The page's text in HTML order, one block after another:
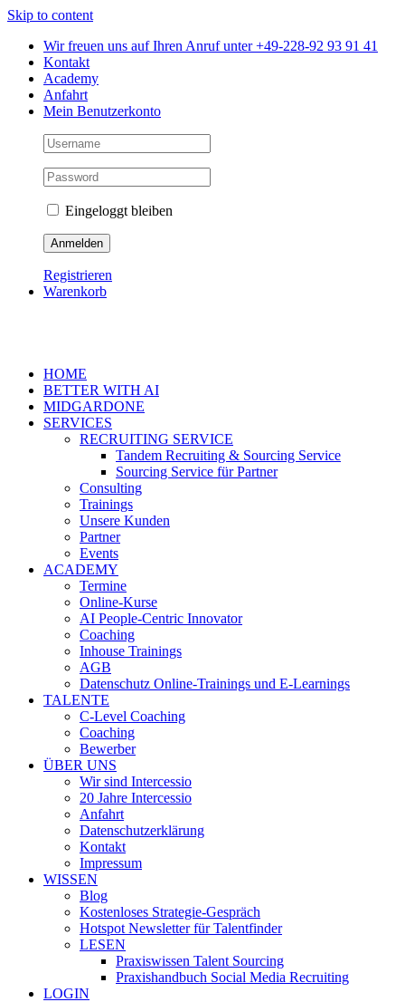
Skip to content
Wir freuen uns auf Ihren Anruf unter +49-228-92 93 91 41
Kontakt
Academy
Anfahrt
Mein Benutzerkonto
Eingeloggt bleiben
Registrieren
Warenkorb
HOME
BETTER WITH AI
MIDGARDONE
SERVICES
RECRUITING SERVICE
Tandem Recruiting & Sourcing Service
Sourcing Service für Partner
Consulting
Trainings
Unsere Kunden
Partner
Events
ACADEMY
Termine
Online-Kurse
AI People-Centric Innovator
Coaching
Inhouse Trainings
AGB
Datenschutz Online-Trainings und E-Learnings
TALENTE
C-Level Coaching
Coaching
Bewerber
ÜBER UNS
Wir sind Intercessio
20 Jahre Intercessio
Anfahrt
Datenschutzerklärung
Kontakt
Impressum
WISSEN
Blog
Kostenloses Strategie-Gespräch
Hotspot Newsletter für Talentfinder
LESEN
Praxiswissen Talent Sourcing
Praxishandbuch Social Media Recruiting
LOGIN